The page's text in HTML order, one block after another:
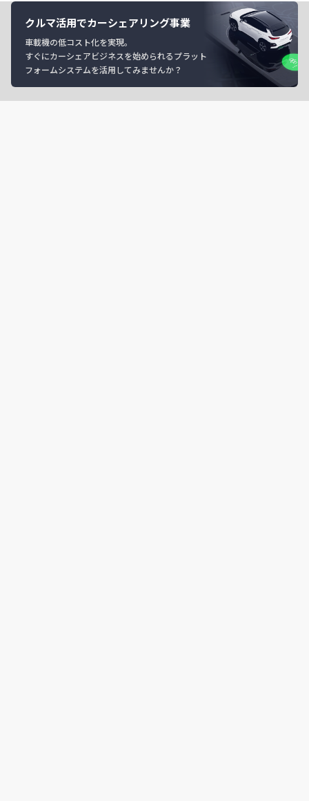
クルマ活用でカーシェアリング事業
車載機の低コスト化を実現。
すぐにカーシェアビジネスを始められるプラット
フォームシステムを活用してみませんか？